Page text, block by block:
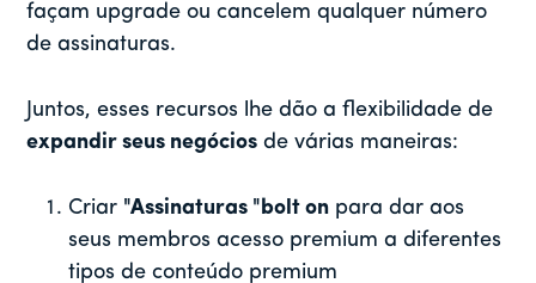
façam upgrade ou cancelem qualquer número
de assinaturas.
Juntos, esses recursos lhe dão a flexibilidade de
expandir seus negócios de várias maneiras:
Criar "Assinaturas "bolt on para dar aos
seus membros acesso premium a diferentes
tipos de conteúdo premium